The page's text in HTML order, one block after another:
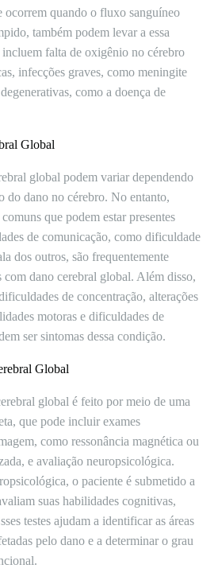
ocorrem quando o fluxo sanguíneo
também podem levar a essa
falta de oxigênio no cérebro
infecções graves, como meningite
como a doença de
Global
global podem variar dependendo
do dano no cérebro. No entanto,
que podem estar presentes
de comunicação, como dificuldade
dos outros, são frequentemente
com dano cerebral global. Além disso,
de concentração, alterações
motoras e dificuldades de
ser sintomas dessa condição.
Global
global é feito por meio de uma
que pode incluir exames
como ressonância magnética ou
e avaliação neuropsicológica.
o paciente é submetido a
suas habilidades cognitivas,
testes ajudam a identificar as áreas
pelo dano e a determinar o grau